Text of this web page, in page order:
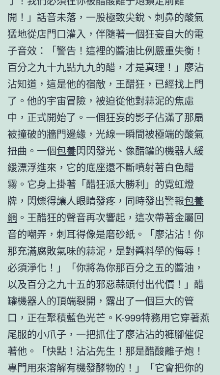
開！」話音未落，一股極致尖銳、刺鼻的酸氣
猛地從店門口灌入，伴隨著一個狂妄自大的電
子音效：「警告！這裡的醬油比例嚴重失衡！
百分之九十九點九九的醋，才是真理！」廖沾
沾知道，這是他的宿敵，王醋狂，已經找上門
了。他的宇宙冒險，被迫從他對蒜泥的焦慮
中，正式開始了。一個狂妄的影子佔滿了那扇
被撞破的牆門邊緣，光線一瞬間被極端的酸氣
扭曲。一個包養閃閃發光、像醋罐的機器人緩
緩漂浮進來，它的底座還不斷噴射著白色醋
霧。它身上掛著「醋狂派大勝利」的霓虹燈
牌，閃爍得讓人眼睛發疼，同時發出警報包養
網 。王醋狂的聲音再次響起，這次帶著金屬回
音的嘲弄，刺耳得像是磨砂紙。「廖沾沾！你
那充滿腐敗氣味的蒜泥，是對醬料學的侮辱！
必須淨化！」「你將為你那百分之五的醬油，
以及百分之九十五的邪惡蒜頭付出代價！」醋
罐機器人的頂端裂開，露出了一個巨大的管
口，正在聚積藍色光芒。K-999特務用它穿著燕
尾服的小爪子，一把抓住了廖沾沾的褲腳催促
著他。「快點！沾沾先生！那是醋酸離子炮！
專門用來溶解有機發酵物的！」「它會把你的